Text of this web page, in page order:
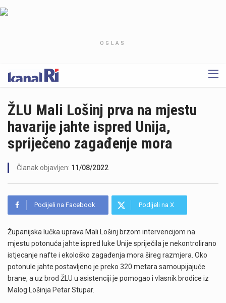
OGLAS
ŽLU Mali Lošinj prva na mjestu
havarije jahte ispred Unija,
spriječeno zagađenje mora
Članak objavljen: 11/08/2022
Podijeli na Facebook Podijeli na X
Županijska lučka uprava Mali Lošinj brzom intervencijom na
mjestu potonuća jahte ispred luke Unije spriječila je nekontrolirano
istjecanje nafte i ekološko zagađenja mora šireg razmjera. Oko
potonule jahte postavljeno je preko 320 metara samoupijajuće
brane, a uz brod ŽLU u asistenciji je pomogao i vlasnik brodice iz
Malog Lošinja Petar Stupar.